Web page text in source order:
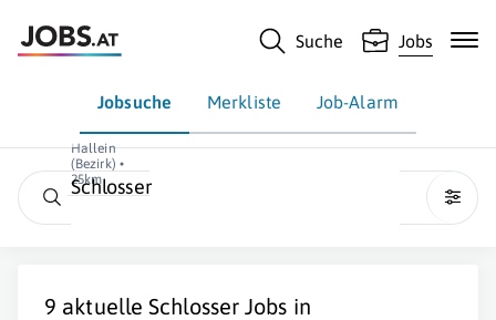
Suche Jobs
Jobsuche Merkliste Job-Alarm
Hallein
(Bezirk) •
25km
Schlosser
9 aktuelleSchlosser Jobs in